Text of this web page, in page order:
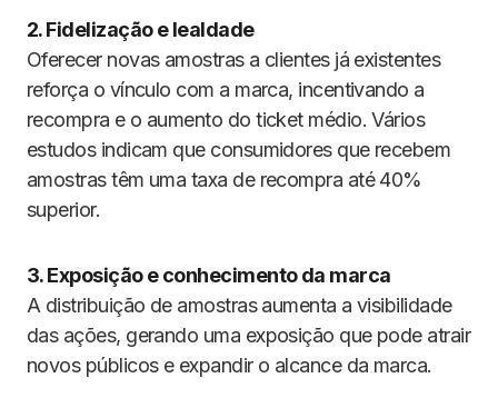
2. Fidelização e lealdade
Oferecer novas amostras a clientes já existentes
reforça o vínculo com a marca, incentivando a
recompra e o aumento do ticket médio. Vários
estudos indicam que consumidores que recebem
amostras têm uma taxa de recompra até 40%
superior.
3. Exposição e conhecimento da marca
A distribuição de amostras aumenta a visibilidade
das ações, gerando uma exposição que pode atrair
novos públicos e expandir o alcance da marca.